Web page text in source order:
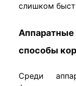
слишком
способы
Среди